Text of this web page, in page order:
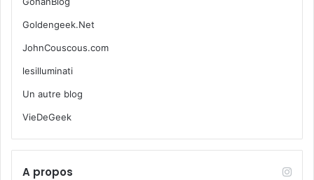
Goldengeek.Net
JohnCouscous.com
lesilluminati
Un autre blog
VieDeGeek
A propos